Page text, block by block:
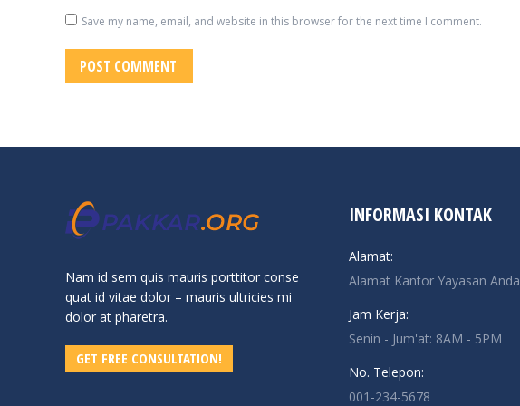
Save my name, email, and website in this browser for the next time I comment.
POST COMMENT
Nam id sem quis mauris porttitor conse
quat id vitae dolor – mauris ultricies mi
dolor at pharetra.
GET FREE CONSULTATION!
INFORMASI KONTAK
Alamat:
Alamat Kantor Yayasan Anda
Jam Kerja:
Senin - Jum'at: 8AM - 5PM
No. Telepon:
001-234-5678